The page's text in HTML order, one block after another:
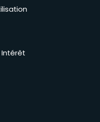
Intérêt